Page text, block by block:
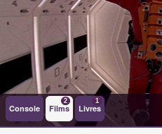
Console Films
2
Livres
1